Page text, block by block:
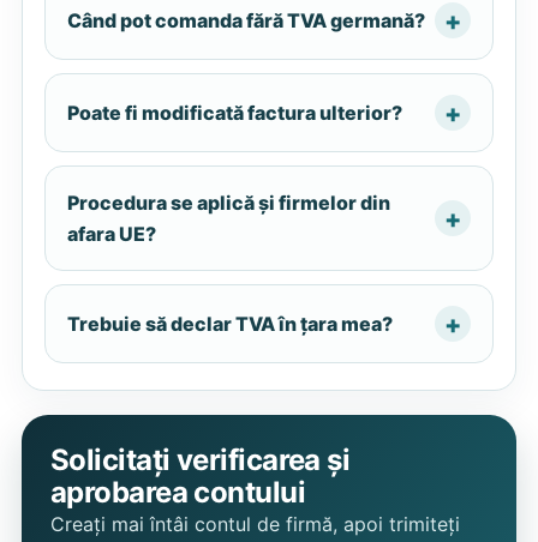
Când pot comanda fără TVA germană?
Poate fi modificată factura ulterior?
Procedura se aplică și firmelor din
afara UE?
Trebuie să declar TVA în țara mea?
Solicitați verificarea și
aprobarea contului
Creați mai întâi contul de firmă, apoi trimiteți